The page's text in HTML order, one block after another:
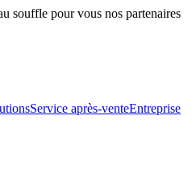
souffle pour vous nos partenaires
Service après-venteEntreprise